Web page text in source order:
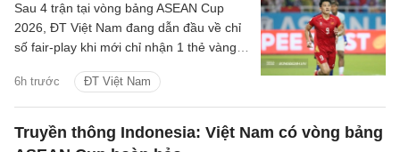
6h trước ĐT Việt Nam
Sau 4 trận tại vòng bảng ASEAN Cup
2026, ĐT Việt Nam đang dẫn đầu về chỉ
số fair-play khi mới chỉ nhận 1 thẻ vàng
Truyền thông Indonesia: Việt Nam có vòng bảng